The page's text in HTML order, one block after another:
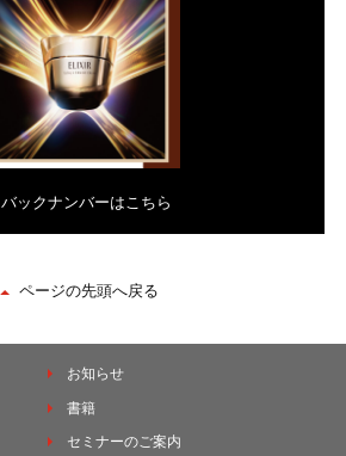
バックナンバーはこちら
ページの先頭へ戻る
お知らせ
書籍
セミナーのご案内